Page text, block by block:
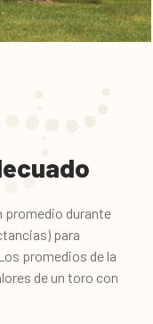
promedio durante
para
promedios de la
de un toro con